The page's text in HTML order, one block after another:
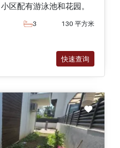
区配有游泳池和花园。
3 130 平方米
快速查询